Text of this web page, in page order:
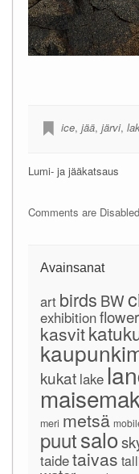
ice, jää, järvi,
Lumi- ja jääkatsaus
Comments are Disabled
Avainsanat
art birds BW
exhibition
kasvit
kukat lake
meri metsä
puutsalo
taidetaivas